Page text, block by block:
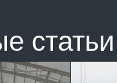
статьи